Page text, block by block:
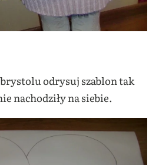
brystolu odrysuj szablon tak
nachodziły na siebie.